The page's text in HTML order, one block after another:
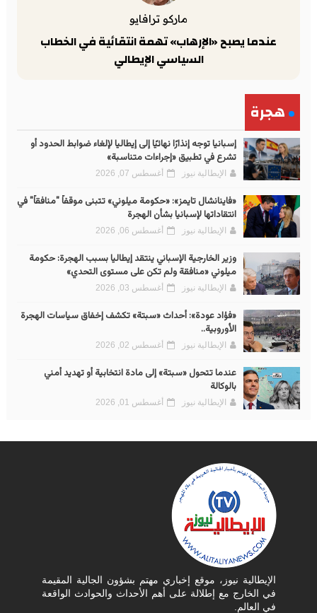
ماركو ترافايو
عندما يصبح «الإرهاب» تهمة انتقائية في الخطاب
السياسي الإيطالي
هجرة
إسبانيا توجه إنذارًا نهائيًا إلى إيطاليا لإلغاء ضوابط الحدود أو
تشرع في تطبيق «إجراءات متناسبة»
الإيطالية نيوز أغسطس 07, 2026
«فاينانشال تايمز»: «حكومة ميلوني» تتبنى موقفاً "منافقاً" في
انتقاداتها لإسبانيا بشأن الهجرة
الإيطالية نيوز أغسطس 06, 2026
وزير الخارجية الإسباني ينتقد إيطاليا بسبب الهجرة: حكومة
ميلوني «منافقة ولم تكن على مستوى التحدي»
الإيطالية نيوز أغسطس 03, 2026
«فؤاد عودة»: أحداث «سبتة» تكشف إخفاق سياسات الهجرة
الأوروبية..
الإيطالية نيوز أغسطس 02, 2026
عندما تتحول «سبتة» إلى مادة انتخابية أو تهديد أمني
بالوكالة
الإيطالية نيوز أغسطس 01, 2026
الإيطالية نيوز، موقع إخباري مهتم بشؤون الجالية المقيمة
في الخارج مع إطلالة على أهم الأحداث والحوادث الواقعة
في العالم.